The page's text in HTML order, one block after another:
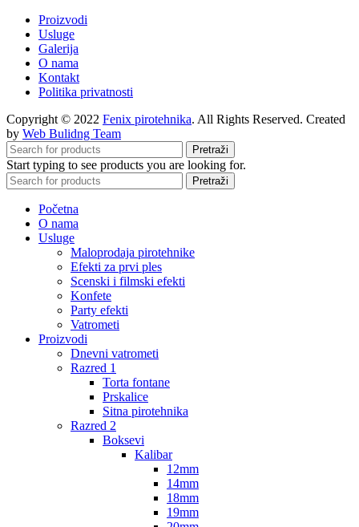
Proizvodi
Usluge
Galerija
O nama
Kontakt
Politika privatnosti
Copyright © 2022 Fenix pirotehnika. All Rights Reserved. Created
by Web Bulidng Team
Pretraži
Start typing to see products you are looking for.
Pretraži
Početna
O nama
Usluge
Maloprodaja pirotehnike
Efekti za prvi ples
Scenski i filmski efekti
Konfete
Party efekti
Vatrometi
Proizvodi
Dnevni vatrometi
Razred 1
Torta fontane
Prskalice
Sitna pirotehnika
Razred 2
Boksevi
Kalibar
12mm
14mm
18mm
19mm